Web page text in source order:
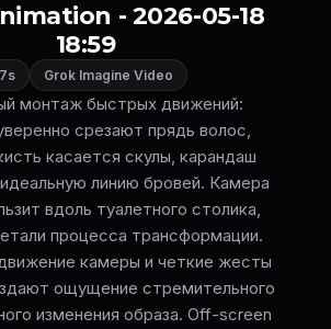
- 2026-05-18
18:59
7s Grok Imagine Video
монтаж быстрых движений:
срезают прядь волос,
касается скулы, карандаш
линию бровей. Камера
вдоль туалетного столика,
процесса трансформации.
камеры и четкие жесты
ощущение стремительного
изменения образа. Off-screen